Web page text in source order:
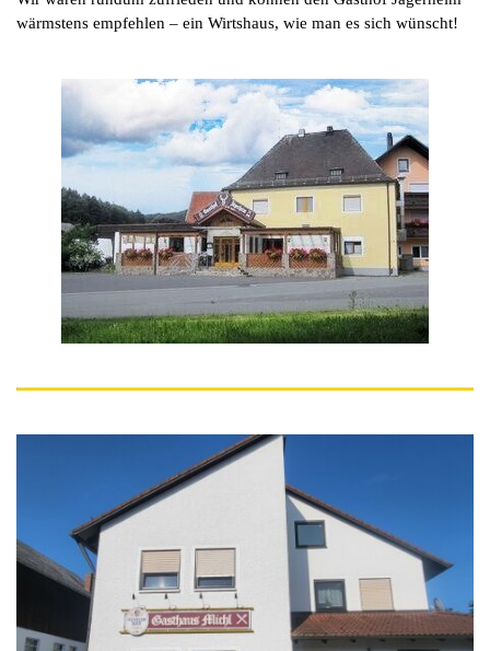
wärmstens empfehlen – ein Wirtshaus, wie man es sich wünscht!